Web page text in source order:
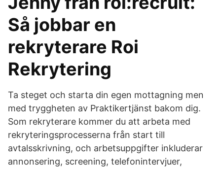
Så jobbar en
rekryterare Roi
Rekrytering
Ta steget och starta din egen mottagning men
med tryggheten av Praktikertjänst bakom dig.
Som rekryterare kommer du att arbeta med
rekryteringsprocesserna från start till
avtalsskrivning, och arbetsuppgifter inkluderar
annonsering, screening, telefonintervjuer,